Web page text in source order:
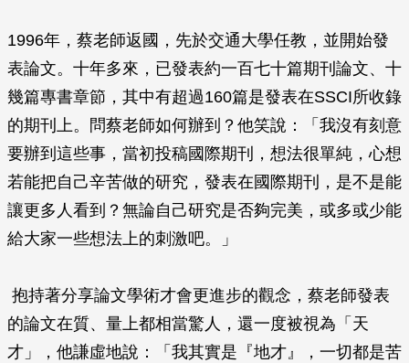
1996年，蔡老師返國，先於交通大學任教，並開始發
表論文。十年多來，已發表約一百七十篇期刊論文、十
幾篇專書章節，其中有超過160篇是發表在SSCI所收錄
的期刊上。問蔡老師如何辦到？他笑說：「我沒有刻意
要辦到這些事，當初投稿國際期刊，想法很單純，心想
若能把自己辛苦做的研究，發表在國際期刊，是不是能
讓更多人看到？無論自己研究是否夠完美，或多或少能
給大家一些想法上的刺激吧。」
抱持著分享論文學術才會更進步的觀念，蔡老師發表
的論文在質、量上都相當驚人，還一度被視為「天
才」，他謙虛地說：「我其實是『地才』，一切都是苦